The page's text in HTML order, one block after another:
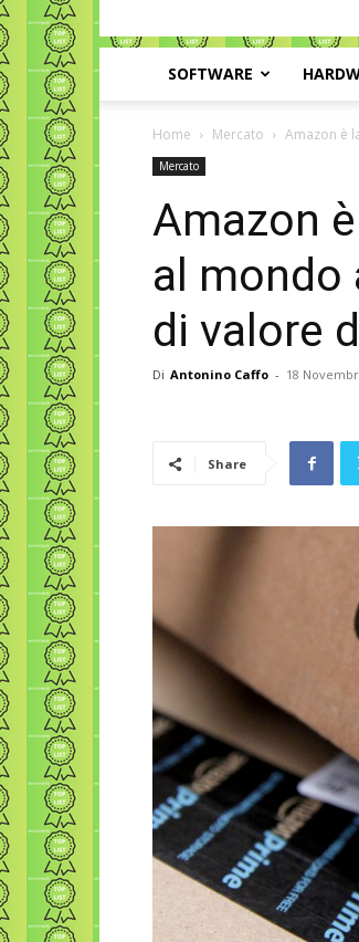
SOFTWARE
Home Mercato Amazon è
Mercato
Amazon
al mondo
di valore
Di Antonino Caffo - 18
Share